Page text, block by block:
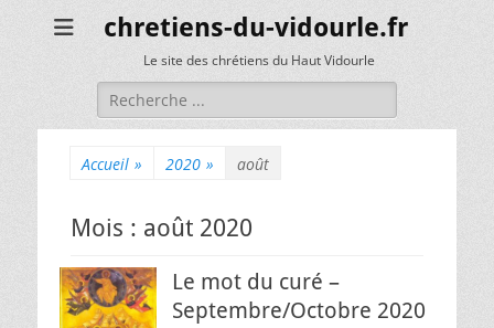
chretiens-du-vidourle.fr
Le site des chrétiens du Haut Vidourle
Rechercher :
Accueil » 2020 » août
Mois : août 2020
Le mot du curé –
Septembre/Octobre 2020